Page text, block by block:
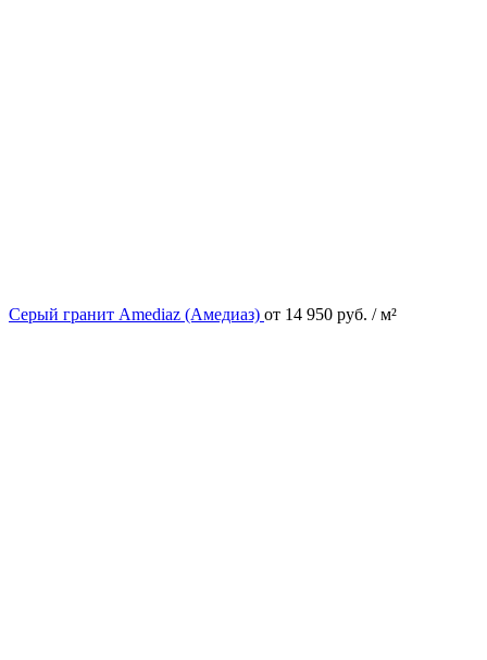
Серый гранит Amediaz (Амедиаз) от 14 950 руб. / м²